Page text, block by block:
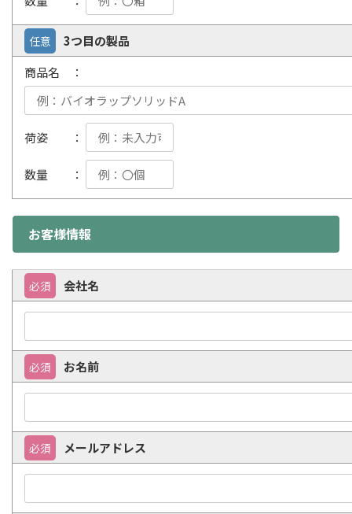
任意
3つ目の製品
商品名 ：
荷姿 ：
数量 ：
お客様情報
必須 会社名
必須 お名前
必須 メールアドレス